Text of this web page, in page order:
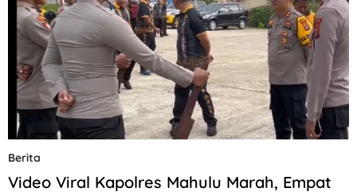
Berita
Video Viral Kapolres Mahulu Marah, Empat